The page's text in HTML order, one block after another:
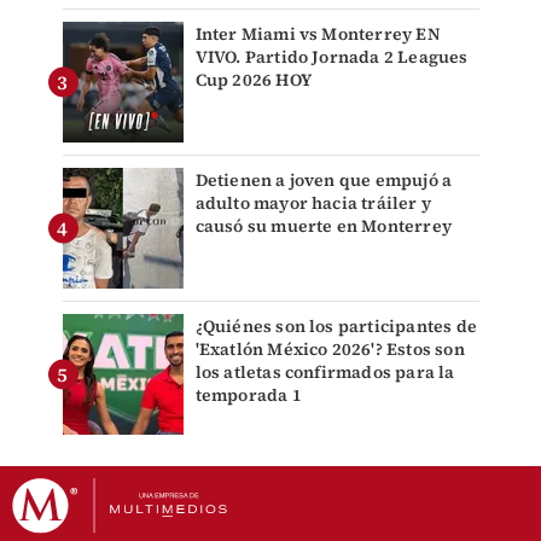
Inter Miami vs Monterrey EN
VIVO. Partido Jornada 2 Leagues
Cup 2026 HOY
Detienen a joven que empujó a
adulto mayor hacia tráiler y
causó su muerte en Monterrey
¿Quiénes son los participantes de
'Exatlón México 2026'? Estos son
los atletas confirmados para la
temporada 1